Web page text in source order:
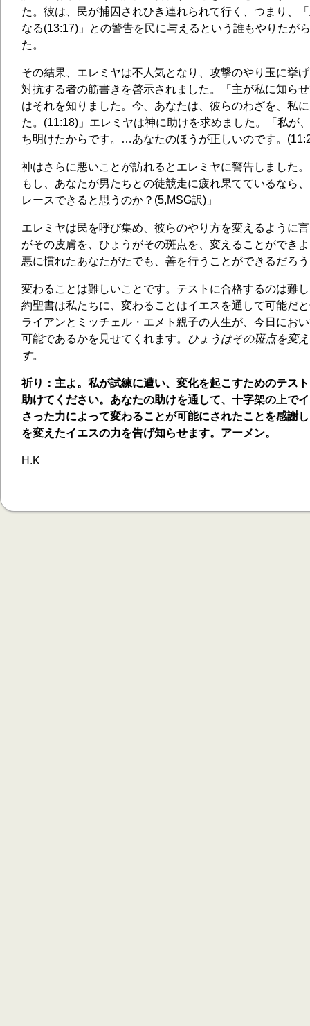
た。彼は、民が捕囚されひき連れられて行く、つまり、
なる(13:17)」との警告を民に与えるという誰もやりたが
た。
その結果、エレミヤは不人気となり、攻撃のやり玉に挙
対抗する者の筋書きを啓示されました。「主が私に知ら
はそれを知りました。今、あなたは、彼らのわざを、私
た。(11:18)」エレミヤは神に助けを求めました。「私が
ち明けたからです。…あなたのほうが正しいのです。
神はさらに悪いことが訪れるとエレミヤに警告しました
もし、あなたが男たちとの徒競走に疲れ果てているなら
レースできると思うのか？(5,MSG訳)」
エレミヤは民を呼び集め、彼らのやり方を変えるように
がその皮膚を、ひょうがその斑点を、変えることができ
悪に慣れたあなたがたでも、善を行うことができるだろ
変わることは難しいことです。テストに合格するのは難
約聖書は私たちに、変わることはイエスを通して可能だ
ライアンとミッチェル・エメト親子の人生が、今日にお
可能であるかを見せてくれます。 ひょうはその斑点を変
す。
祈り：主よ。私が試練に遭い、変化を起こすためのテス
助けてください。あなたの助けを通して、十字架の上で
さった力によって変わることが可能にされたことを感謝
を変えたイエスの力を告げ知らせます。アーメン。
H.K